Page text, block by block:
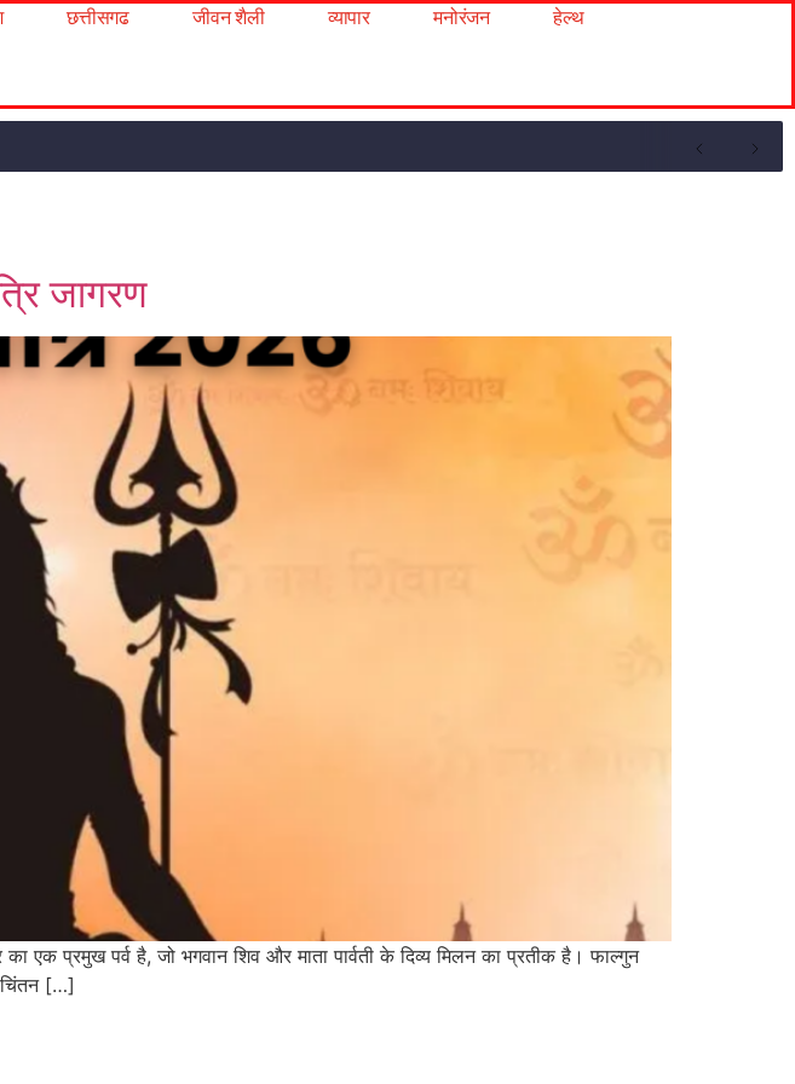
छत्तीसगढ जीवन शैली व्यापार मनोरंजन
हेल्थ
जागरण
एक प्रमुख पर्व है, जो भगवान शिव और माता पार्वती के दिव्य मिलन का प्रतीक है। फाल्गुन
चिंतन […]